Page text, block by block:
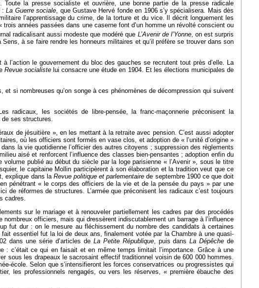
Toute la presse socialiste et ouvrière, une bonne partie de la presse radicale
:La Guerre sociale, que Gustave Hervé fonde en 1906 s’y spécialisera. Mais dès
l’apprentissage du crime, de la torture et du vice. Il décrit longuement les
années passées dans une caserne font d’un homme un révolté conscient ou
radicalisant aussi modeste que modéré que L’Avenir de l’Yonne, on est surpris
à se faire rendre les honneurs militaires et qu’il préfère se trouver dans son
l’action le gouvernement du bloc des gauches se recrutent tout près d’elle. La
Revue socialistelui consacre une étude en 1904. Et les élections municipales de
si nombreuses qu’on songe à ces phénomènes de décompression qui suivent
radicaux, les sociétés de libre-pensée, la franc-maçonnerie préconisent la
ses structures.
de jésuitière », en les mettant à la retraite avec pension. C’est aussi adopter
où les officiers sont formés en vase clos, et adoption de « l’unité d’origine »
la vie quotidienne l’officier des autres citoyens ; suppression des règlements
aisé et renforcent l’influence des classes bien-pensantes ; adoption enfin du
publié au début du siècle par la loge parisienne « l’Avenir », sous le titre
le capitaine Mollin participèrent à son élaboration et la tradition veut que ce
explique dans la Revue politique et parlementaire de septembre 1900 ce que doit
pénétrant « le corps des officiers de la vie et de la pensée du pays » par une
réformes de structures. L’armée que préconisent les radicaux c’est toujours
cadres.
sur le mariage et à renouveler partiellement les cadres par des procédés
officiers, mais qui dressèrent indiscutablement un barrage à l’influence
fut dur : on le mesure au fléchissement du nombre des candidats à certaines
essentiel fut la loi de deux ans, finalement votée par la Chambre à une quasi-
dans une série d’articles de La Petite République, puis dansLa Dépêchede
: c’était ce qui en faisait et en même temps limitait l’importance. Grâce à une
sous les drapeaux le sacrosaint effectif traditionnel voisin de 600 000 hommes.
école. Selon que s’intensifieront les forces conservatrices ou progressistes qui
les professionnels rengagés, ou vers les réserves, « première ébauche des